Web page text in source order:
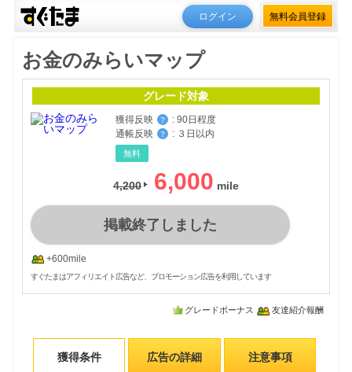
ログイン 無料会員登録
お金のみらいマップ
グレード対象
獲得反映 ？ : 90日程度
通帳反映
？ : ３日以内
無料
4,200 6,000
掲載終了しました
+600mile
すぐたまはアフィリエイト広告など、プロモーション広告を利用しています
グレードボーナス 友達紹介報酬
獲得条件 広告の詳細 注意事項